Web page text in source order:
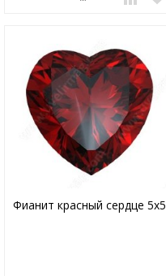
Фианит красный сердце 5х5